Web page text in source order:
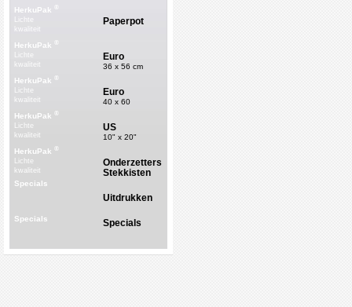
HerkuPak
Lichte
kwaliteit
Paperpot
HerkuPak ®
Lichte
kwaliteit
Euro
36 x 56 cm
HerkuPak ®
Lichte
kwaliteit
Euro
40 x 60
HerkuPak ®
Lichte
kwaliteit
US
10" x 20"
HerkuPak ®
Lichte
kwaliteit
Onderzetters
Stekkisten
Specials
Uitdrukken
Specials Specials